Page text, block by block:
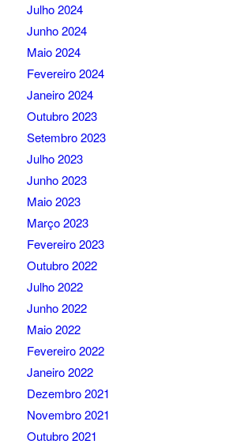
Julho 2024
Junho 2024
Maio 2024
Fevereiro 2024
Janeiro 2024
Outubro 2023
Setembro 2023
Julho 2023
Junho 2023
Maio 2023
Março 2023
Fevereiro 2023
Outubro 2022
Julho 2022
Junho 2022
Maio 2022
Fevereiro 2022
Janeiro 2022
Dezembro 2021
Novembro 2021
Outubro 2021